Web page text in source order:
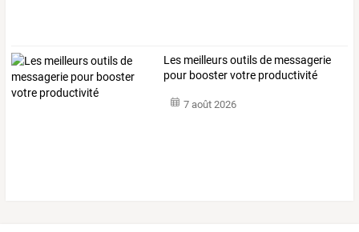
Les meilleurs outils de messagerie
pour booster votre productivité
7 août 2026